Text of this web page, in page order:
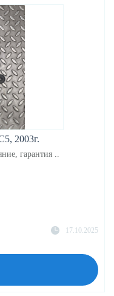
2003г.
гарантия ..
17.10.2025